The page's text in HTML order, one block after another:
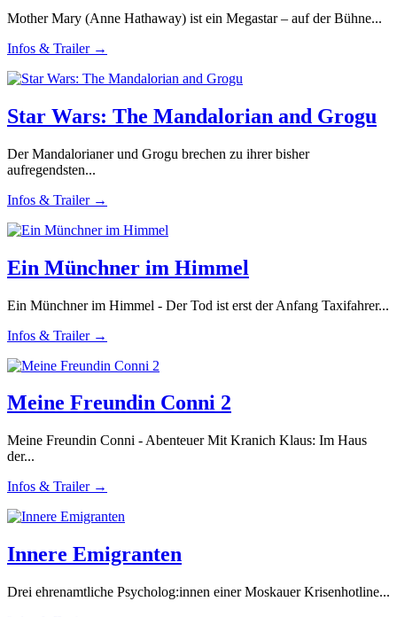
Mother Mary (Anne Hathaway) ist ein Megastar – auf der Bühne...
Infos & Trailer →
Star Wars: The Mandalorian and Grogu
Der Mandalorianer und Grogu brechen zu ihrer bisher
aufregendsten...
Infos & Trailer →
Ein Münchner im Himmel
Ein Münchner im Himmel - Der Tod ist erst der Anfang Taxifahrer...
Infos & Trailer →
Meine Freundin Conni 2
Meine Freundin Conni - Abenteuer Mit Kranich Klaus: Im Haus
der...
Infos & Trailer →
Innere Emigranten
Drei ehrenamtliche Psycholog:innen einer Moskauer Krisenhotline...